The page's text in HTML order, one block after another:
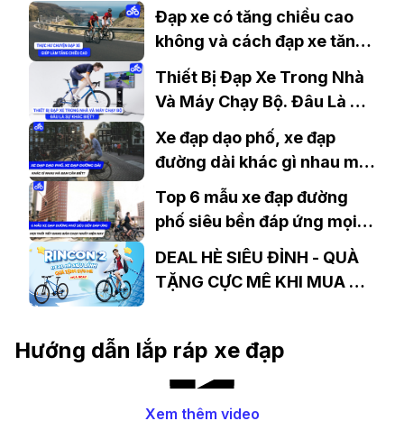
Đạp xe có tăng chiều cao
không và cách đạp xe tăng
chiều cao hiệu quả nhất
Thiết Bị Đạp Xe Trong Nhà
Và Máy Chạy Bộ. Đâu Là Sự
Xe đạp dạo phố, xe đạp
đường dài khác gì nhau mà
bạn cần biết?
Top 6 mẫu xe đạp đường
phố siêu bền đáp ứng mọi
thời tiết đang bán chạy nhất
hiện nay
DEAL HÈ SIÊU ĐỈNH - QUÀ
TẶNG CỰC MÊ KHI MUA XE
Hướng dẫn lắp ráp xe đạp
Xem thêm video